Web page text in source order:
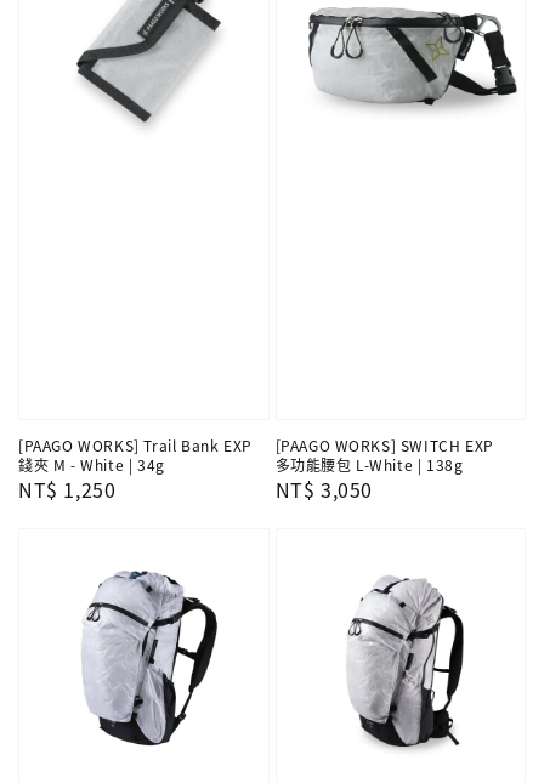
[PAAGO WORKS] Trail Bank EXP
錢夾 M - White | 34g
Regular
NT$ 1,250
[PAAGO WORKS] SWITCH EXP
多功能腰包 L-White | 138g
Regular
NT$ 3,050